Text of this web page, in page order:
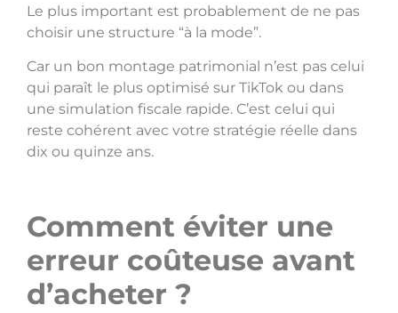
Le plus important est probablement de ne pas
choisir une structure “à la mode”.
Car un bon montage patrimonial n’est pas celui
qui paraît le plus optimisé sur TikTok ou dans
une simulation fiscale rapide. C’est celui qui
reste cohérent avec votre stratégie réelle dans
dix ou quinze ans.
Comment éviter une
erreur coûteuse avant
d’acheter ?